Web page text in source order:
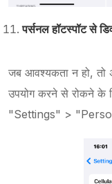
पर्सनल हॉटस्पॉट से
जब आवश्यकता न हो,
उपयोग करने से रोकने
"Settings" >